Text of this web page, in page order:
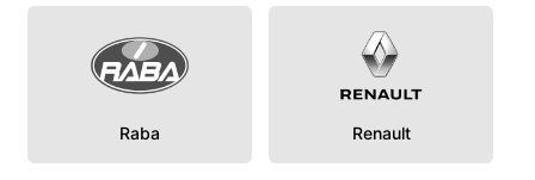
Raba Renault